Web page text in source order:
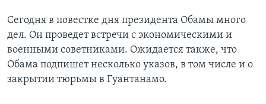
Сегодня в повестке дня президента Обамы много
дел. Он проведет встречи с экономическими и
военными советниками. Ожидается также, что
Обама подпишет несколько указов, в том числе и о
закрытии тюрьмы в Гуантанамо.